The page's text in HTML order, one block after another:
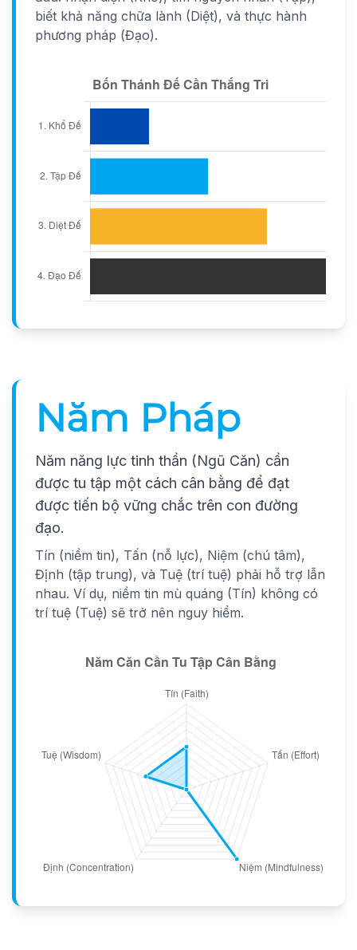
biết khả năng chữa lành (Diệt), và thực hành
phương pháp (Đạo).
Năm Pháp
Năm năng lực tinh thần (Ngũ Căn) cần
được tu tập một cách cân bằng để đạt
được tiến bộ vững chắc trên con đường
đạo.
Tín (niềm tin), Tấn (nỗ lực), Niệm (chú tâm),
Định (tập trung), và Tuệ (trí tuệ) phải hỗ trợ lẫn
nhau. Ví dụ, niềm tin mù quáng (Tín) không có
trí tuệ (Tuệ) sẽ trở nên nguy hiểm.